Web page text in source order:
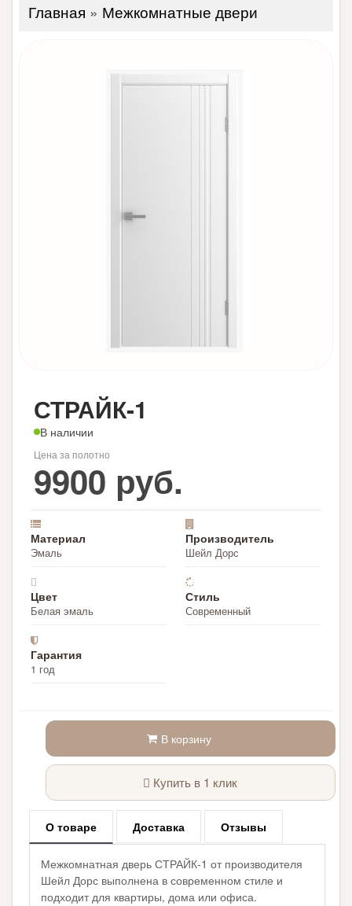
Главная » Межкомнатные двери
СТРАЙК-1
В наличии
Цена за полотно
9900 руб.
Материал
Эмаль
Производитель
Шейл Дорс
Цвет
Белая эмаль
Стиль
Современный
Гарантия
1 год
В корзину
Купить в 1 клик
О товаре Доставка Отзывы
Межкомнатная дверь СТРАЙК-1 от производителя
Шейл Дорс выполнена в современном стиле и
подходит для квартиры, дома или офиса.